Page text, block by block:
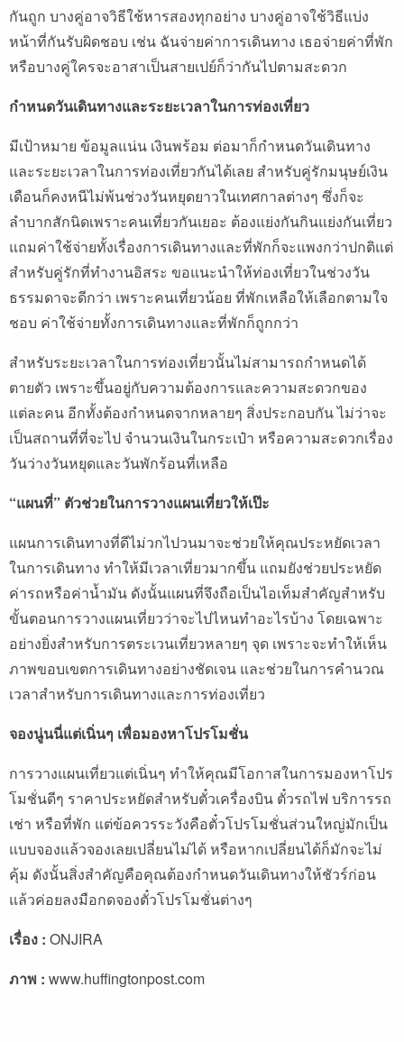
กันถูก บางคู่อาจวิธีใช้หารสองทุกอย่าง บางคู่อาจใช้วิธีแบ่ง
หน้าที่กันรับผิดชอบ เช่น ฉันจ่ายค่าการเดินทาง เธอจ่ายค่าที่พัก
หรือบางคู่ใครจะอาสาเป็นสายเปย์ก็ว่ากันไปตามสะดวก
กำหนดวันเดินทางและระยะเวลาในการท่องเที่ยว
มีเป้าหมาย ข้อมูลแน่น เงินพร้อม ต่อมาก็กำหนดวันเดินทาง
และระยะเวลาในการท่องเที่ยวกันได้เลย สำหรับคู่รักมนุษย์เงิน
เดือนก็คงหนีไม่พ้นช่วงวันหยุดยาวในเทศกาลต่างๆ ซึ่งก็จะ
ลำบากสักนิดเพราะคนเที่ยวกันเยอะ ต้องแย่งกันกินแย่งกันเที่ยว
แถมค่าใช้จ่ายทั้งเรื่องการเดินทางและที่พักก็จะแพงกว่าปกติแต่
สำหรับคู่รักที่ทำงานอิสระ ขอแนะนำให้ท่องเที่ยวในช่วงวัน
ธรรมดาจะดีกว่า เพราะคนเที่ยวน้อย ที่พักเหลือให้เลือกตามใจ
ชอบ ค่าใช้จ่ายทั้งการเดินทางและที่พักก็ถูกกว่า
สำหรับระยะเวลาในการท่องเที่ยวนั้นไม่สามารถกำหนดได้
ตายตัว เพราะขึ้นอยู่กับความต้องการและความสะดวกของ
แต่ละคน อีกทั้งต้องกำหนดจากหลายๆ สิ่งประกอบกัน ไม่ว่าจะ
เป็นสถานที่ที่จะไป จำนวนเงินในกระเป๋า หรือความสะดวกเรื่อง
วันว่างวันหยุดและวันพักร้อนที่เหลือ
“แผนที่” ตัวช่วยในการวางแผนเที่ยวให้เป๊ะ
แผนการเดินทางที่ดีไม่วกไปวนมาจะช่วยให้คุณประหยัดเวลา
ในการเดินทาง ทำให้มีเวลาเที่ยวมากขึ้น แถมยังช่วยประหยัด
ค่ารถหรือค่าน้ำมัน ดังนั้นแผนที่จึงถือเป็นไอเท็มสำคัญสำหรับ
ขั้นตอนการวางแผนเที่ยวว่าจะไปไหนทำอะไรบ้าง โดยเฉพาะ
อย่างยิ่งสำหรับการตระเวนเที่ยวหลายๆ จุด เพราะจะทำให้เห็น
ภาพขอบเขตการเดินทางอย่างชัดเจน และช่วยในการคำนวณ
เวลาสำหรับการเดินทางและการท่องเที่ยว
จองนู่นนี่แต่เนิ่นๆ เพื่อมองหาโปรโมชั่น
การวางแผนเที่ยวแต่เนิ่นๆ ทำให้คุณมีโอกาสในการมองหาโปร
โมชั่นดีๆ ราคาประหยัดสำหรับตั๋วเครื่องบิน ตั๋วรถไฟ บริการรถ
เช่า หรือที่พัก แต่ข้อควรระวังคือตั๋วโปรโมชั่นส่วนใหญ่มักเป็น
แบบจองแล้วจองเลยเปลี่ยนไม่ได้ หรือหากเปลี่ยนได้ก็มักจะไม่
คุ้ม ดังนั้นสิ่งสำคัญคือคุณต้องกำหนดวันเดินทางให้ชัวร์ก่อน
แล้วค่อยลงมือกดจองตั๋วโปรโมชั่นต่างๆ
เรื่อง : ONJIRA
ภาพ : www.huffingtonpost.com